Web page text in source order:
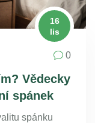
16
lis
0
Vědecky
spánek
spánku